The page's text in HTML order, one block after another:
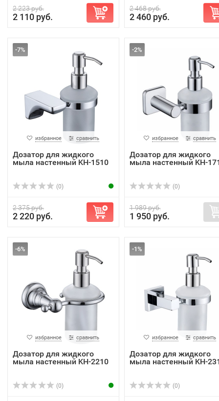
2 223 руб.
2 110 руб.
2 468 руб.
2 460 руб.
-7%
избранное сравнить
Дозатор для жидкого
мыла настенный KH-1510
(0)
2 375 руб.
2 220 руб.
-2%
избранное сравнить
Дозатор для жидкого
мыла настенный KH-
(0)
1 989 руб.
1 950 руб.
-6%
избранное сравнить
Дозатор для жидкого
мыла настенный KH-2210
(0)
-1%
избранное сравнить
Дозатор для жидкого
мыла настенный KH-
(0)